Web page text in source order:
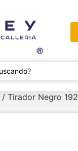
/ Tirador Negro 192